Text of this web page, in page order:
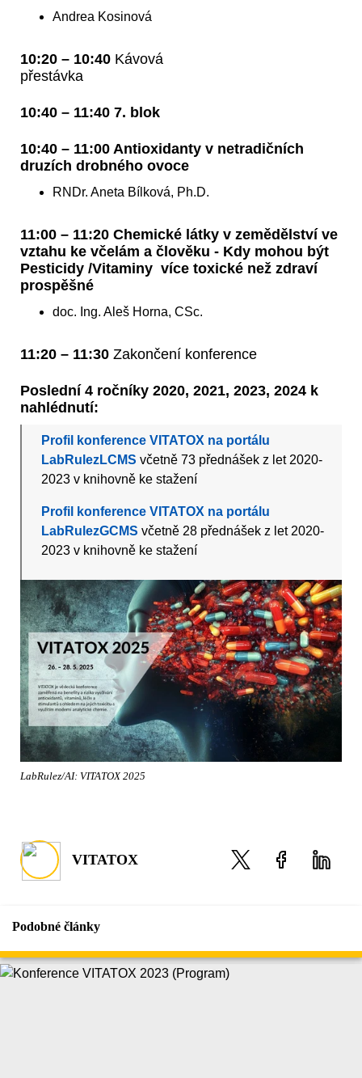
Andrea Kosinová
10:20 – 10:40 Kávová
přestávka
10:40 – 11:40 7. blok
10:40 – 11:00 Antioxidanty v netradičních
druzích drobného ovoce
RNDr. Aneta Bílková, Ph.D.
11:00 – 11:20 Chemické látky v zemědělství ve
vztahu ke včelám a člověku - Kdy mohou být
Pesticidy /Vitaminy více toxické než zdraví
prospěšné
doc. Ing. Aleš Horna, CSc.
11:20 – 11:30 Zakončení konference
Poslední 4 ročníky 2020, 2021, 2023, 2024 k
nahlédnutí:
Profil konference VITATOX na portálu
LabRulezLCMS včetně 73 přednášek z let 2020-
2023 v knihovně ke stažení
Profil konference VITATOX na portálu
LabRulezGCMS včetně 28 přednášek z let 2020-
2023 v knihovně ke stažení
LabRulez/AI: VITATOX 2025
VITATOX
Podobné články